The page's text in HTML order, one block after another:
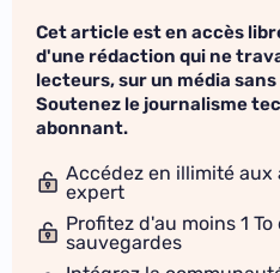
Cet article est en accès
d'une rédaction qui ne
lecteurs, sur un média
Soutenez le journalisme
abonnant.
Accédez en illimité aux
expert
Profitez d'au moins 1
sauvegardes